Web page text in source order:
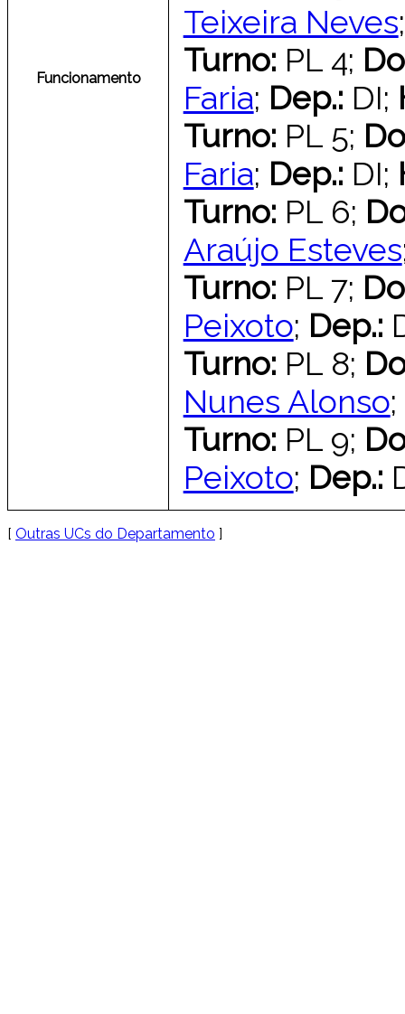
Funcionamento
Teixeira Neves
Turno: PL 4;
Faria; Dep.: DI;
Turno: PL 5;
Faria; Dep.: DI;
Turno: PL 6;
Araújo Esteves
Turno: PL 7;
Peixoto; Dep.:
Turno: PL 8;
Nunes Alonso;
Turno: PL 9;
Peixoto; Dep.:
[ Outras UCs do Departamento ]